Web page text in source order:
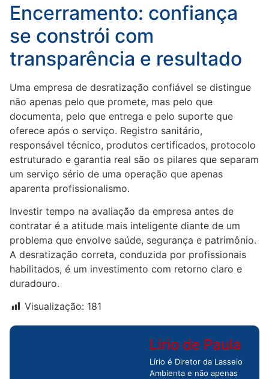
Encerramento: confiança
se constrói com
transparência e resultado
Uma empresa de desratização confiável se distingue
não apenas pelo que promete, mas pelo que
documenta, pelo que entrega e pelo suporte que
oferece após o serviço. Registro sanitário,
responsável técnico, produtos certificados, protocolo
estruturado e garantia real são os pilares que separam
um serviço sério de uma operação que apenas
aparenta profissionalismo.
Investir tempo na avaliação da empresa antes de
contratar é a atitude mais inteligente diante de um
problema que envolve saúde, segurança e patrimônio.
A desratização correta, conduzida por profissionais
habilitados, é um investimento com retorno claro e
duradouro.
Visualização: 181
Lirio de Paula
Lírio é Diretor da Lasseio
Ambienta e não apenas